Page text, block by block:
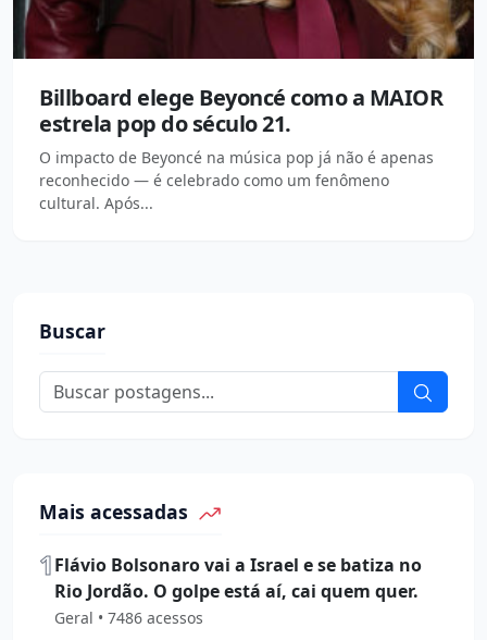
Billboard elege Beyoncé como a MAIOR
estrela pop do século 21.
O impacto de Beyoncé na música pop já não é apenas
reconhecido — é celebrado como um fenômeno
cultural. Após...
Buscar
Mais acessadas
1Flávio Bolsonaro vai a Israel e se batiza no
Rio Jordão. O golpe está aí, cai quem quer.
Geral • 7486 acessos